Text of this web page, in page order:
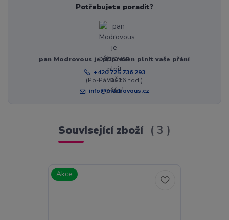
Potřebujete poradit?
pan Modrovous je připraven plnit vaše přání
+420 725 736 293
(Po-Pá, 8 - 16 hod.)
info@modrovous.cz
Související zboží 3
Akce